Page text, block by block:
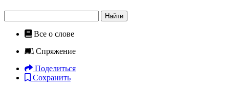
Найти
Все о слове
Спряжение
Поделиться
Сохранить